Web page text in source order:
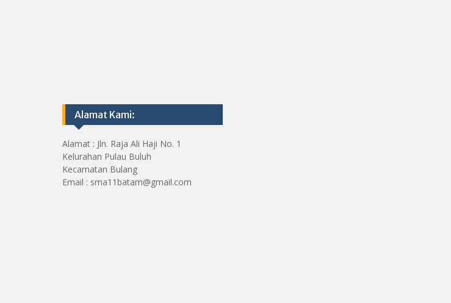
Alamat Kami:
Alamat : Jln. Raja Ali Haji No. 1
Kelurahan Pulau Buluh
Kecamatan Bulang
Email : sma11batam@gmail.com